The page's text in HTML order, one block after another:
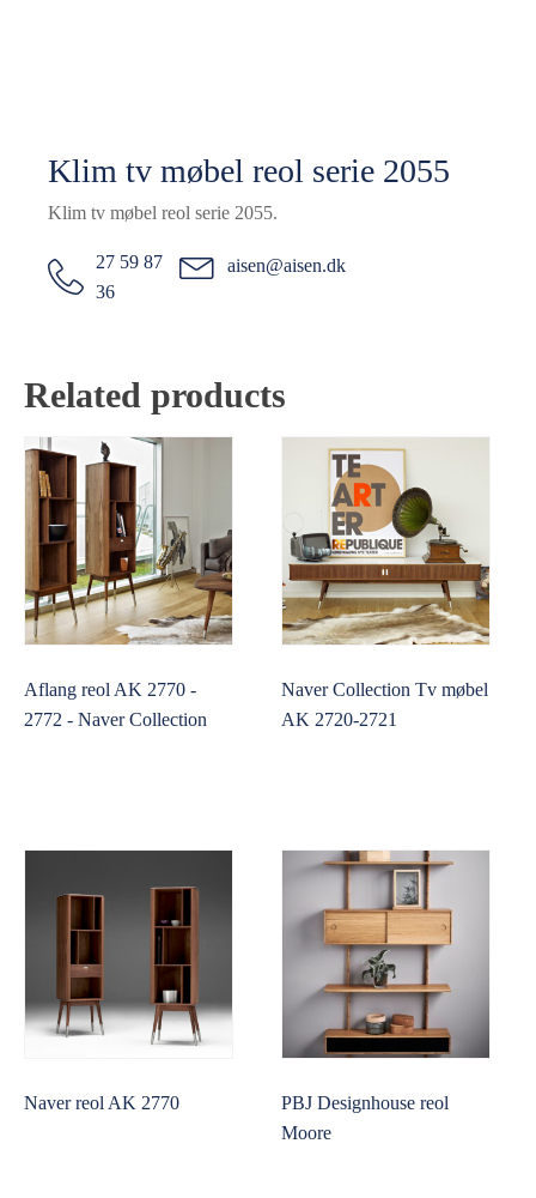
Klim tv møbel reol serie 2055
Klim tv møbel reol serie 2055.
27 59 87
36
aisen@aisen.dk
Related products
Aflang reol AK 2770 -
2772 - Naver Collection
Naver Collection Tv møbel
AK 2720-2721
Naver reol AK 2770
PBJ Designhouse reol
Moore